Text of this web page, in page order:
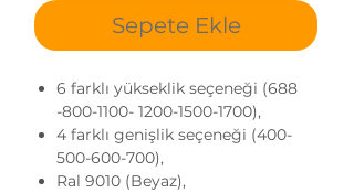
Sepete Ekle
6 farklı yükseklik seçeneği (688
-800-1100- 1200-1500-1700),
4 farklı genişlik seçeneği (400-
500-600-700),
Ral 9010 (Beyaz),